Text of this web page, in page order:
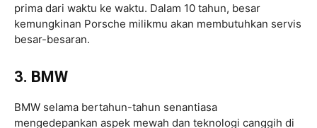
prima dari waktu ke waktu. Dalam 10 tahun, besar
kemungkinan Porsche milikmu akan membutuhkan servis
besar-besaran.
3. BMW
BMW selama bertahun-tahun senantiasa
mengedepankan aspek mewah dan teknologi canggih di